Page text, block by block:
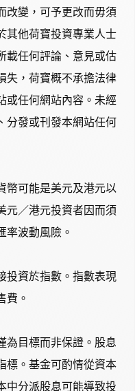
改變，可予更改而毋須
其他荷寶投資專業人士
載任何評論、意見或估
失，荷寶概不承擔法律
或任何網站內容。未經
分發或刊發本網站任何
幣可能是美元及港元以
元／港元投資者因而須
率波動風險。
投資於指數。指數表現
費。
為目標而非保證。股息
標。基金可酌情從資本
中分派股息可能導致投